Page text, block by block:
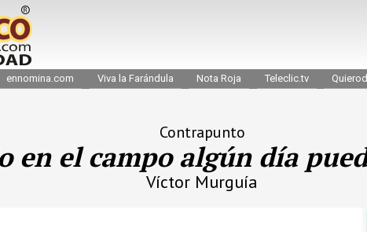
ennomina.com Viva la Farándula Nota Roja Teleclic.tv
Contrapunto
en el campo algún día
Víctor Murguía